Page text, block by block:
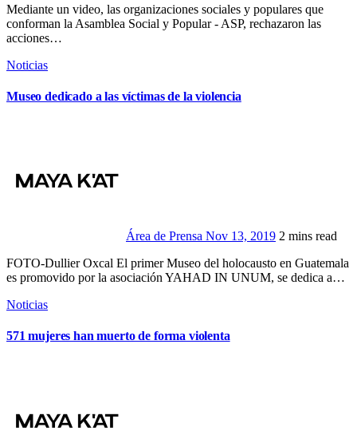
Mediante un video, las organizaciones sociales y populares que
conforman la Asamblea Social y Popular - ASP, rechazaron las
acciones…
Noticias
Museo dedicado a las víctimas de la violencia
Área de Prensa Nov 13, 2019 2 mins read
FOTO-Dullier Oxcal El primer Museo del holocausto en Guatemala
es promovido por la asociación YAHAD IN UNUM, se dedica a…
Noticias
571 mujeres han muerto de forma violenta